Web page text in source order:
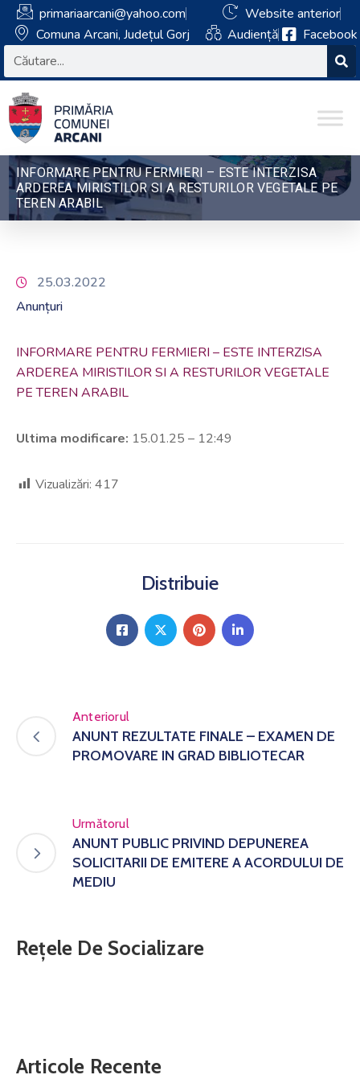
primariaarcani@yahoo.com
Comuna Arcani, Județul Gorj
Website anterior
Audiență
Facebook
INFORMARE PENTRU FERMIERI – ESTE INTERZISA
ARDEREA MIRISTILOR SI A RESTURILOR VEGETALE PE
TEREN ARABIL
25.03.2022
Anunțuri
INFORMARE PENTRU FERMIERI – ESTE INTERZISA
ARDEREA MIRISTILOR SI A RESTURILOR VEGETALE
PE TEREN ARABIL
Ultima modificare: 15.01.25 – 12:49
Vizualizări: 417
Distribuie
Anteriorul
ANUNT REZULTATE FINALE – EXAMEN DE
PROMOVARE IN GRAD BIBLIOTECAR
Următorul
ANUNT PUBLIC PRIVIND DEPUNEREA
SOLICITARII DE EMITERE A ACORDULUI DE
MEDIU
Rețele De Socializare
Articole Recente